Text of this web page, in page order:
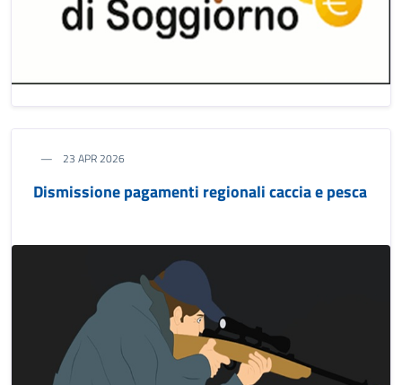
23 APR 2026
Dismissione pagamenti regionali caccia e pesca